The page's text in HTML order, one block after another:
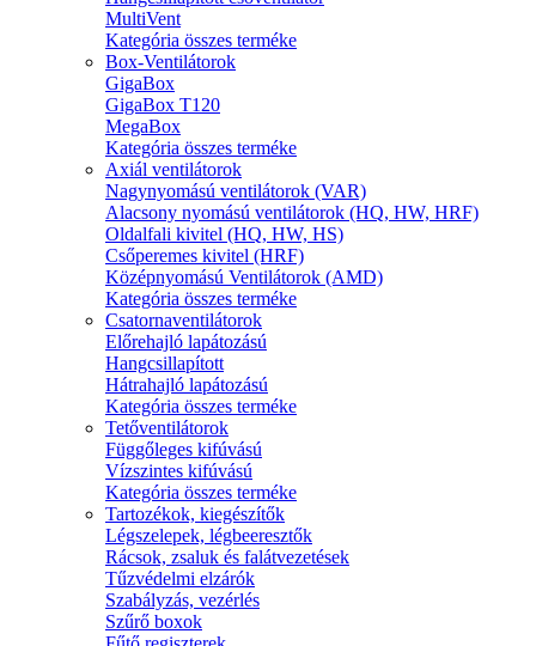
MultiVent
Kategória összes terméke
Box-Ventilátorok
GigaBox
GigaBox T120
MegaBox
Kategória összes terméke
Axiál ventilátorok
Nagynyomású ventilátorok (VAR)
Alacsony nyomású ventilátorok (HQ, HW, HRF)
Oldalfali kivitel (HQ, HW, HS)
Csőperemes kivitel (HRF)
Középnyomású Ventilátorok (AMD)
Kategória összes terméke
Csatornaventilátorok
Előrehajló lapátozású
Hangcsillapított
Hátrahajló lapátozású
Kategória összes terméke
Tetőventilátorok
Függőleges kifúvású
Vízszintes kifúvású
Kategória összes terméke
Tartozékok, kiegészítők
Légszelepek, légbeeresztők
Rácsok, zsaluk és falátvezetések
Tűzvédelmi elzárók
Szabályzás, vezérlés
Szűrő boxok